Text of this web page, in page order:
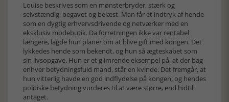
Louise beskrives som en mønsterbryder, stærk og
selvstændig, begavet og belæst. Man får et indtryk af hende
som en dygtig erhvervsdrivende og netværker med en
eksklusiv modebutik. Da forretningen ikke var rentabel
længere, lagde hun planer om at blive gift med kongen. Det
lykkedes hende som bekendt, og hun så ægteskabet som
sin livsopgave. Hun er et glimrende eksempel på, at der bag
enhver betydningsfuld mand, står en kvinde. Det fremgår, at
hun vitterlig havde en god indflydelse på kongen, og hendes
politiske betydning vurderes til at være større, end hidtil
antaget.